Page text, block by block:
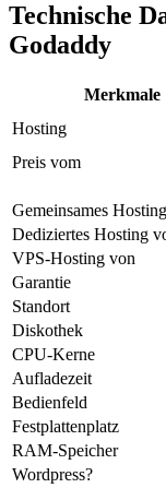
Technische
Godaddy
Merkmale
Hosting
Preis vom
Gemeinsames
Dediziertes Hosting
VPS-Hosting von
Garantie
Standort
Diskothek
CPU-Kerne
Aufladezeit
Bedienfeld
Festplattenplatz
RAM-Speicher
Wordpress?